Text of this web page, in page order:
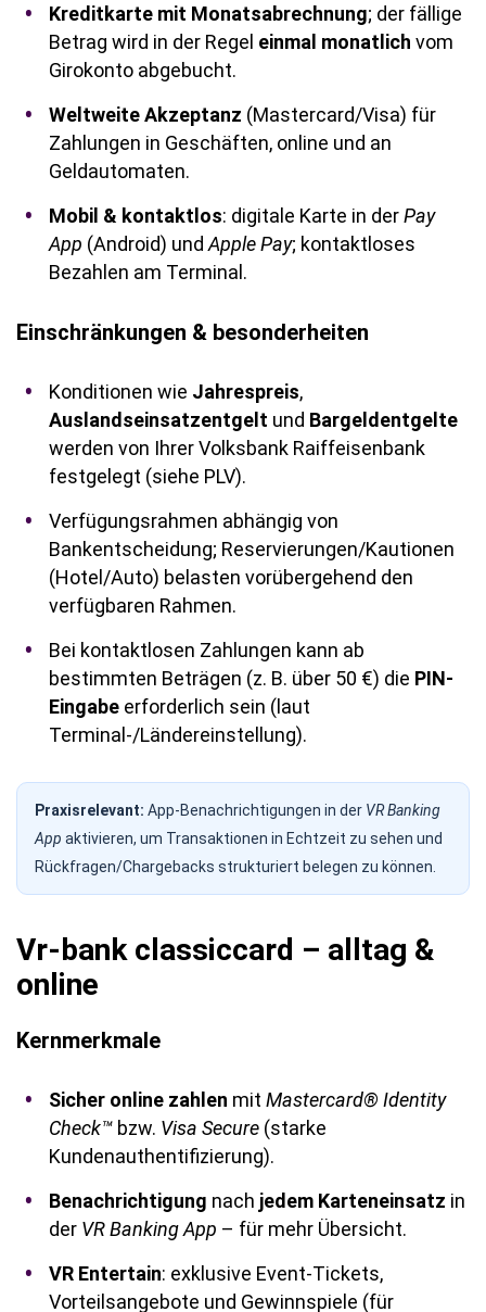
Kreditkarte mit Monatsabrechnung; der fällige
Betrag wird in der Regel einmal monatlich vom
Girokonto abgebucht.
Weltweite Akzeptanz (Mastercard/Visa) für
Zahlungen in Geschäften, online und an
Geldautomaten.
Mobil & kontaktlos: digitale Karte in derPay
App (Android) und Apple Pay; kontaktloses
Bezahlen am Terminal.
Einschränkungen & besonderheiten
Konditionen wie Jahrespreis,
Auslandseinsatzentgelt und Bargeldentgelte
werden von Ihrer Volksbank Raiffeisenbank
festgelegt (siehe PLV).
Verfügungsrahmen abhängig von
Bankentscheidung; Reservierungen/Kautionen
(Hotel/Auto) belasten vorübergehend den
verfügbaren Rahmen.
Bei kontaktlosen Zahlungen kann ab
bestimmten Beträgen (z. B. über 50 €) die PIN-
Eingabe erforderlich sein (laut
Terminal-/Ländereinstellung).
Praxisrelevant: App-Benachrichtigungen in der VR Banking
App aktivieren, um Transaktionen in Echtzeit zu sehen und
Rückfragen/Chargebacks strukturiert belegen zu können.
Vr-bank classiccard – alltag &
online
Kernmerkmale
Sicher online zahlen mit Mastercard® Identity
Check™ bzw. Visa Secure (starke
Kundenauthentifizierung).
Benachrichtigung nach jedem Karteneinsatz in
der VR Banking App – für mehr Übersicht.
VR Entertain: exklusive Event-Tickets,
Vorteilsangebote und Gewinnspiele (für